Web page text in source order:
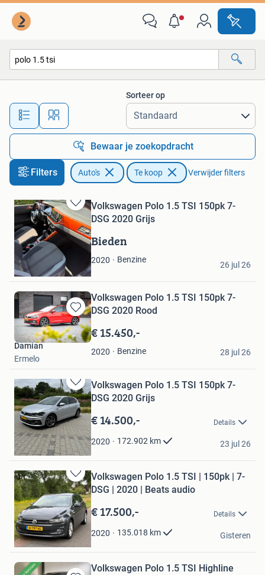
Alle afstanden…
Sorteer op
Bewaar je zoekopdracht
Filters Auto's Te koop Verwijder filters
Bewaren
in
Mijn
Favorieten
Volkswagen Polo 1.5 TSI 150pk 7-
DSG 2020 Grijs
Bieden
2020 Benzine
Abu Obeida
Almere
26 jul 26
Bewaren
in
Mijn
Favorieten
Volkswagen Polo 1.5 TSI 150pk 7-
DSG 2020 Rood
€ 15.450,-
2020 Benzine
Damian
Ermelo
28 jul 26
Bewaren
in
Mijn
Favorieten
Volkswagen Polo 1.5 TSI 150pk 7-
DSG 2020 Grijs
€ 14.500,- Details
2020 172.902 km
Bram
Hoogeveen
23 jul 26
Bewaren
in
Mijn
Favorieten
Volkswagen Polo 1.5 TSI | 150pk | 7-
DSG | 2020 | Beats audio
€ 17.500,- Details
2020 135.018 km
Naomi B.
Heerenveen
Gisteren
Volkswagen Polo 1.5 TSI Highline